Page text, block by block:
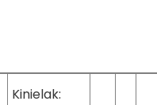
Kinielak: